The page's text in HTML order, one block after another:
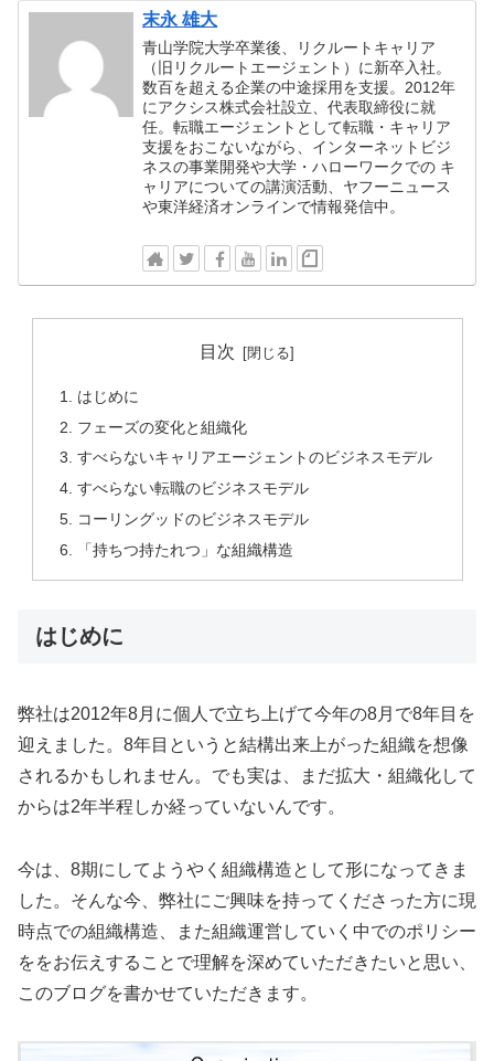
末永 雄大
青山学院大学卒業後、リクルートキャリア
（旧リクルートエージェント）に新卒入社。
数百を超える企業の中途採用を支援。2012年
にアクシス株式会社設立、代表取締役に就
任。転職エージェントとして転職・キャリア
支援をおこないながら、インターネットビジ
ネスの事業開発や大学・ハローワークでの キ
ャリアについての講演活動、ヤフーニュース
や東洋経済オンラインで情報発信中。
目次
はじめに
フェーズの変化と組織化
すべらないキャリアエージェントのビジネスモデル
すべらない転職のビジネスモデル
コーリングッドのビジネスモデル
「持ちつ持たれつ」な組織構造
はじめに
弊社は2012年8月に個人で立ち上げて今年の8月で8年目を
迎えました。8年目というと結構出来上がった組織を想像
されるかもしれません。でも実は、まだ拡大・組織化して
からは2年半程しか経っていないんです。
今は、8期にしてようやく組織構造として形になってきま
した。そんな今、弊社にご興味を持ってくださった方に現
時点での組織構造、また組織運営していく中でのポリシー
ををお伝えすることで理解を深めていただきたいと思い、
このブログを書かせていただきます。